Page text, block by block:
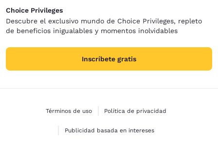
Choice Privileges
Descubre el exclusivo mundo de Choice Privileges, repleto
de beneficios inigualables y momentos inolvidables
Inscríbete gratis
Términos de uso Política de privacidad
Publicidad basada en intereses